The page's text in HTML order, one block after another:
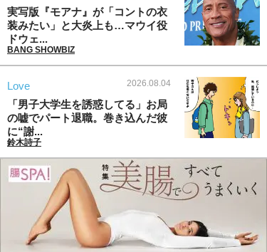
実写版『モアナ』が「コントの衣
装みたい」と大炎上も…マウイ役
ドウェ...
BANG SHOWBIZ
Love 2026.08.04
「男子大学生を誘惑してる」お局
の嘘でパート退職。巻き込んだ彼
に“謝...
鈴木詩子